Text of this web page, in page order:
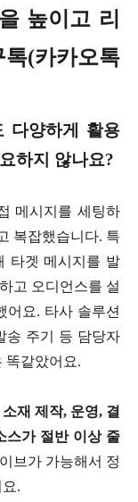
높이고 리
(카카오톡
다양하게 활용
하지 않나요?
메시지를 세팅하
복잡했습니다. 특
타겟 메시지를 발
고 오디언스를 설
어요. 타사 솔루션
송 주기 등 담당자
똑같았어요.
재 제작, 운영, 결
스가 절반 이상 줄
브가 가능해서 정
.